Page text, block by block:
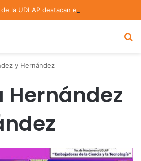
y Hernández
Hernández